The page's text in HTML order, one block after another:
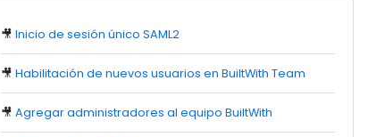
🎥Inicio de sesión único SAML2
🎥Habilitación de nuevos usuarios en BuiltWith Team
🎥Agregar administradores al equipo BuiltWith